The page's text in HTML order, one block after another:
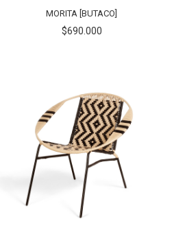
MORITA [BUTACO]
$690.000